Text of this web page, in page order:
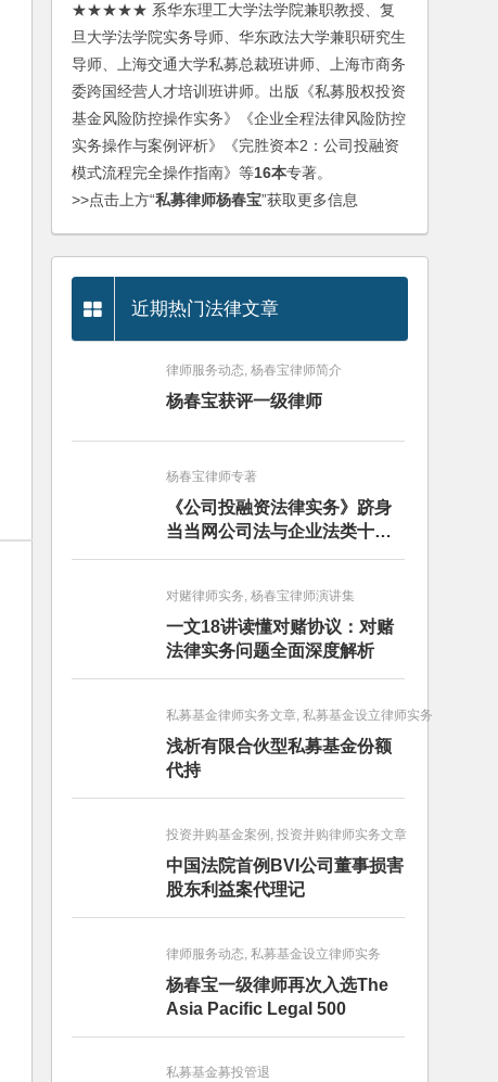
★★★★★ 系华东理工大学法学院兼职教授、复
旦大学法学院实务导师、华东政法大学兼职研究生
导师、上海交通大学私募总裁班讲师、上海市商务
委跨国经营人才培训班讲师。出版《私募股权投资
基金风险防控操作实务》《企业全程法律风险防控
实务操作与案例评析》《完胜资本2：公司投融资
模式流程完全操作指南》等16本专著。
>>点击上方“私募律师杨春宝”获取更多信息
近期热门法律文章
律师服务动态, 杨春宝律师简介
杨春宝获评一级律师
杨春宝律师专著
《公司投融资法律实务》跻身
当当网公司法与企业法类十大
畅销图书榜
对赌律师实务, 杨春宝律师演讲集
一文18讲读懂对赌协议：对赌
法律实务问题全面深度解析
私募基金律师实务文章, 私募基金设立律师实务
浅析有限合伙型私募基金份额
代持
投资并购基金案例, 投资并购律师实务文章
中国法院首例BVI公司董事损害
股东利益案代理记
律师服务动态, 私募基金设立律师实务
杨春宝一级律师再次入选The
Asia Pacific Legal 500
私募基金募投管退